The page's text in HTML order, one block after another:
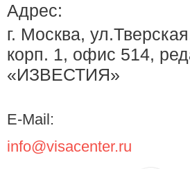
Адрес:
г. Москва,
корп. 1, офис 514,
«ИЗВЕСТИЯ»
E-Mail:
info@visacenter.ru